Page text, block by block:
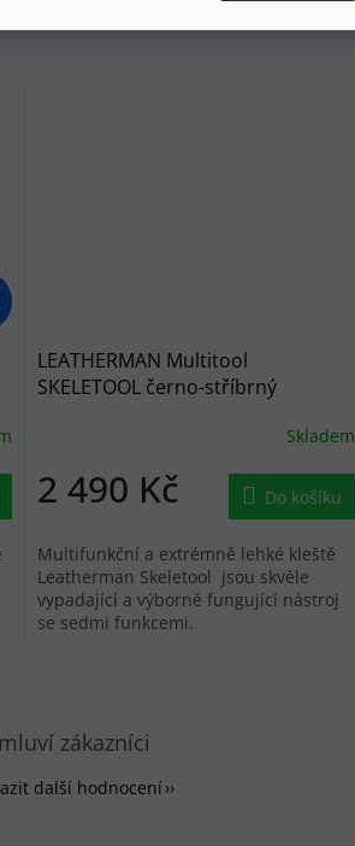
LEATHERMAN Multitool
SKELETOOL černo-stříbrný
Skladem
2 490 Kč Do košíku
Multifunkční a extrémně lehké kleště
Leatherman Skeletool jsou skvěle
vypadající a výborně fungující nástroj
se sedmi funkcemi.
další hodnocení